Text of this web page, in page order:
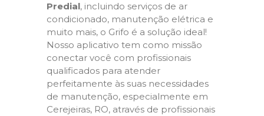
Predial, incluindo serviços de ar
condicionado, manutenção elétrica e
muito mais, o Grifo é a solução ideal!
Nosso aplicativo tem como missão
conectar você com profissionais
qualificados para atender
perfeitamente às suas necessidades
de manutenção, especialmente em
Cerejeiras, RO, através de profissionais